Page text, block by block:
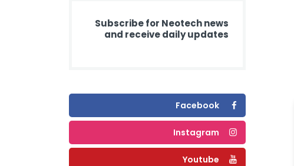
Subscribe for Neotech news
and receive daily updates
Facebook
Instagram
Youtube